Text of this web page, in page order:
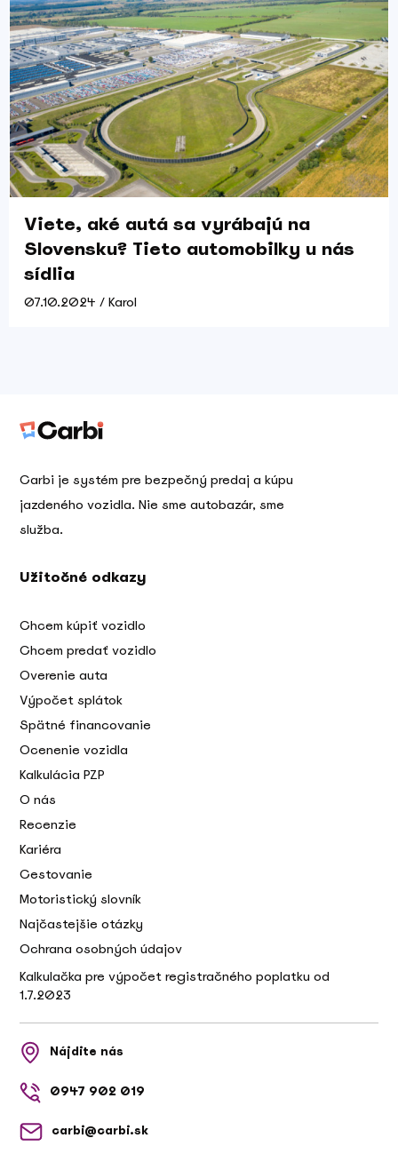
Viete, aké autá sa vyrábajú na
Slovensku? Tieto automobilky u nás
sídlia
07.10.2024 / Karol
Carbi je systém pre bezpečný predaj a kúpu
jazdeného vozidla. Nie sme autobazár, sme
služba.
Užitočné odkazy
Chcem kúpiť vozidlo
Chcem predať vozidlo
Overenie auta
Výpočet splátok
Spätné financovanie
Ocenenie vozidla
Kalkulácia PZP
O nás
Recenzie
Kariéra
Cestovanie
Motoristický slovník
Najčastejšie otázky
Ochrana osobných údajov
Kalkulačka pre výpočet registračného poplatku od
1.7.2023
Nájdite nás
0947 902 019
carbi@carbi.sk